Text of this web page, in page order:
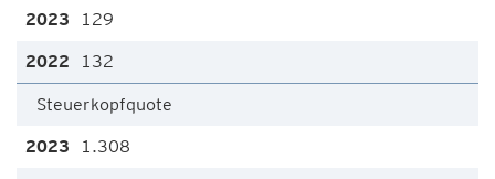
129
132
Steuerkopfquote
1.308